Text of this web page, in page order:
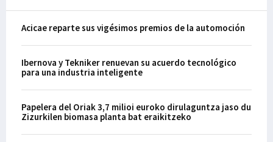
Acicae reparte sus vigésimos premios de la automoción
Ibernova y Tekniker renuevan su acuerdo tecnológico
para una industria inteligente
Papelera del Oriak 3,7 milioi euroko dirulaguntza jaso du
Zizurkilen biomasa planta bat eraikitzeko